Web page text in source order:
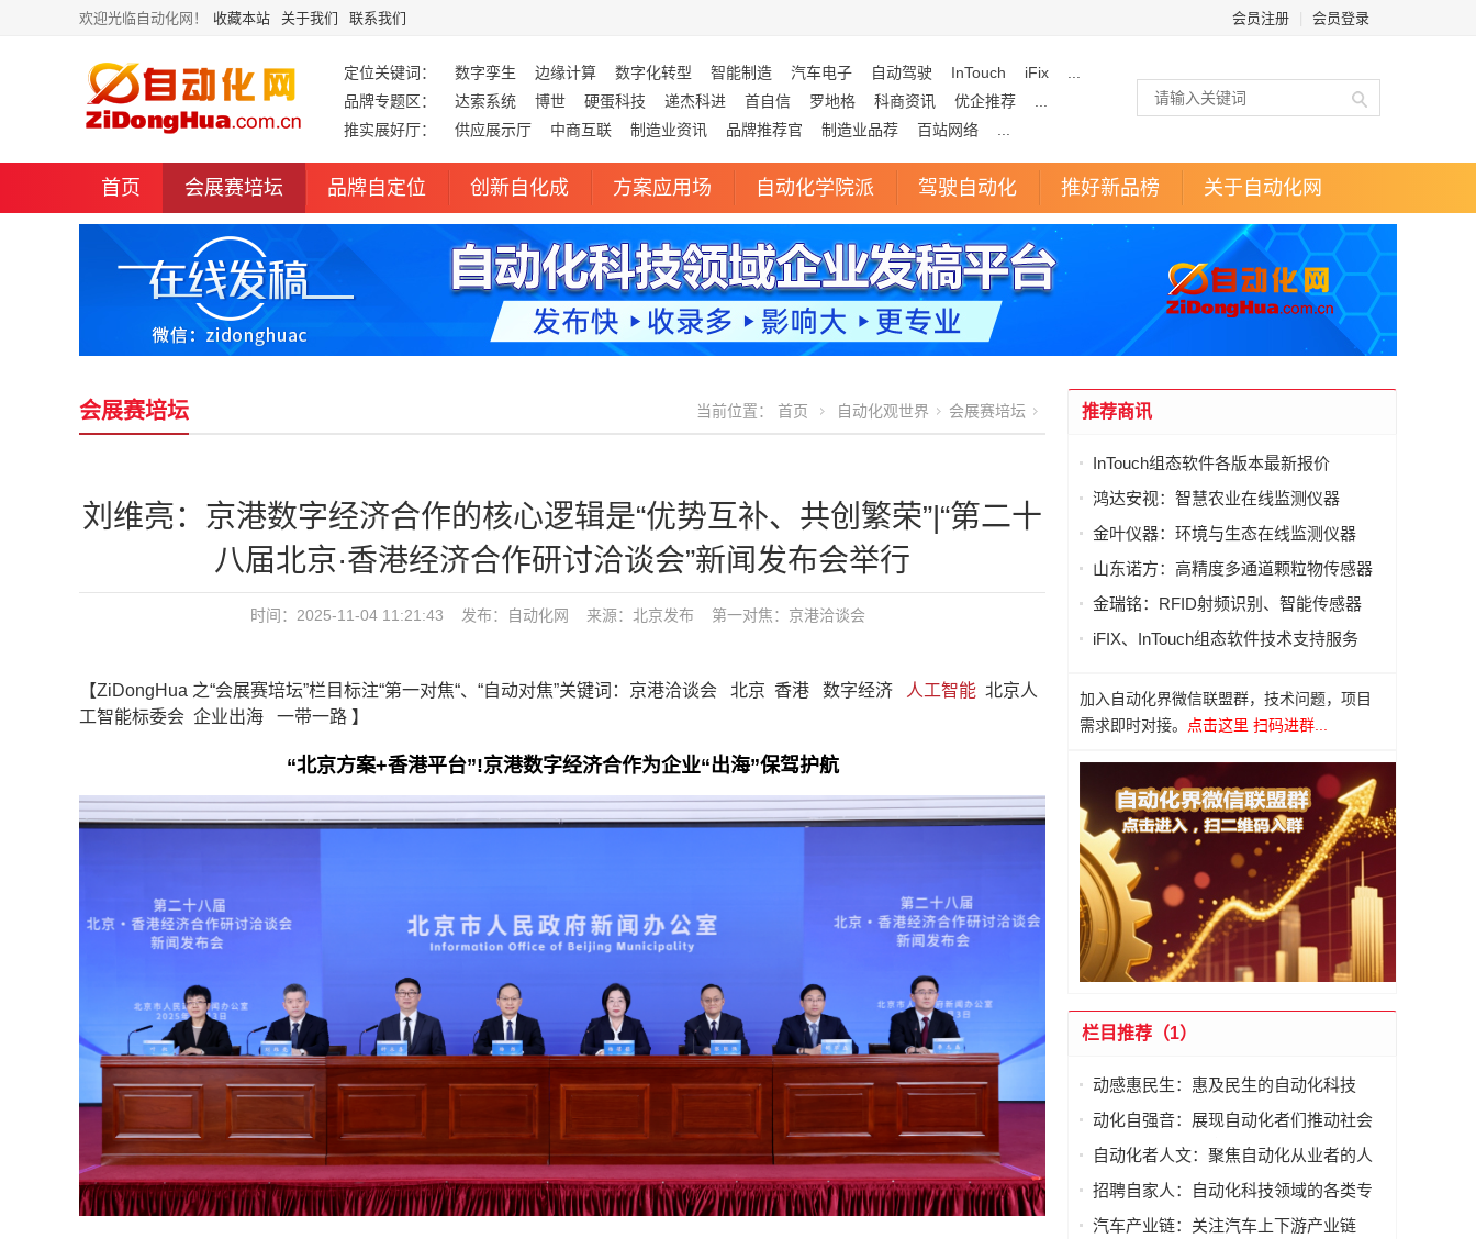
欢迎光临自动化网！ 收藏本站 关于我们 联系我们 会员注册 会员登录
定位关键词： 数字孪生 边缘计算 数字化转型 智能制造 汽车电子 自动驾驶 InTouch iFix
品牌专题区：
达索系统 博世 硬蛋科技 递杰科进 首自信 罗地格 科商资讯 优企推荐
推实展好厅：
供应展示厅 中商互联 制造业资讯 品牌推荐官 制造业品荐 百站网络
首页 会展赛培坛 品牌自定位 创新自化成 方案应用场 自动化学院派 驾驶自动化 推好新品榜 关于自动化网
会展赛培坛 当前位置： 首页 自动化观世界 会展赛培坛
刘维亮：京港数字经济合作的核心逻辑是“优势互补、共创繁荣”|“第二十
八届北京·香港经济合作研讨洽谈会”新闻发布会举行
时间：2025-11-04 11:21:43 发布： 自动化网 来源：北京发布 第一对焦： 京港洽谈会
【ZiDongHua 之“会展赛培坛”栏目标注“第一对焦“、“自动对焦”关键词：京港洽谈会 北京 香港 数字经济 人工智能 北京人
工智能标委会 企业出海 一带一路 】
“北京方案+香港平台”!京港数字经济合作为企业“出海”保驾护航
推荐商讯
InTouch组态软件各版本最新报价
鸿达安视：智慧农业在线监测仪器
金叶仪器：环境与生态在线监测仪器
山东诺方：高精度多通道颗粒物传感器
金瑞铭：RFID射频识别、智能传感器
iFIX、InTouch组态软件技术支持服务
加入自动化界微信联盟群，技术问题，项目
需求即时对接。
点击这里 扫码进群...
栏目推荐（1）
动感惠民生：惠及民生的自动化科技
动化自强音：展现自动化者们推动社会
进步发出的响亮声音
自动化者人文：聚焦自动化从业者的人
文思考
招聘自家人：自动化科技领域的各类专
家及人才需求资讯
汽车产业链：关注汽车上下游产业链